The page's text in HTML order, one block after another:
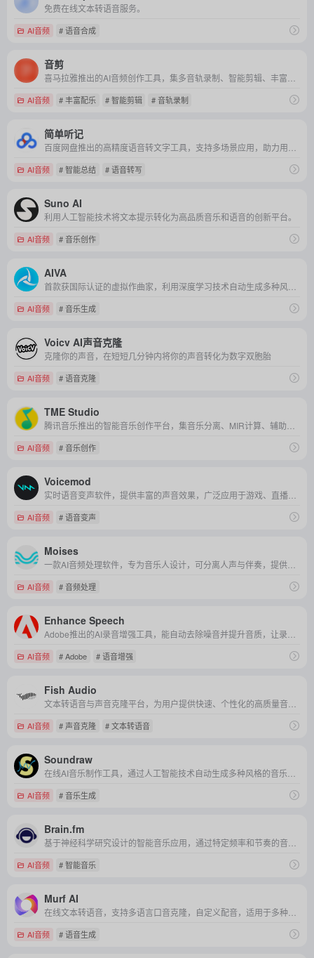
免费在线文本转语音服务。
AI音频 # 语音合成
音剪
AI音频 # 丰富配乐 # 智能剪辑 # 音轨录制
简单听记
AI音频 # 智能总结 # 语音转写
Suno AI
利用人工智能技术将文本提示转化为高品质音乐和语音的创新平台。
AI音频 # 音乐创作
AIVA
AI音频 # 音乐生成
Voicv AI声音克隆
克隆你的声音，在短短几分钟内将你的声音转化为数字双胞胎
AI音频 # 语音克隆
TME Studio
AI音频 # 音乐创作
Voicemod
AI音频 # 语音变声
Moises
AI音频 # 音频处理
Enhance Speech
AI音频 # Adobe # 语音增强
Fish Audio
AI音频 # 声音克隆 # 文本转语音
Soundraw
AI音频 # 音乐生成
Brain.fm
AI音频 # 智能音乐
Murf AI
AI音频 # 语音生成